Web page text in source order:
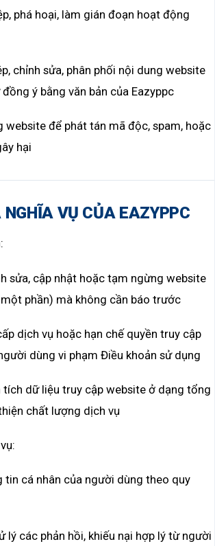
phá hoại, làm gián đoạn hoạt động
chỉnh sửa, phân phối nội dung website
ý bằng văn bản của Eazyppc
website để phát tán mã độc, spam, hoặc
hại
NGHĨA VỤ CỦA EAZYPPC
sửa, cập nhật hoặc tạm ngừng website
phần) mà không cần báo trước
dịch vụ hoặc hạn chế quyền truy cập
dùng vi phạm Điều khoản sử dụng
tích dữ liệu truy cập website ở dạng tổng
chất lượng dịch vụ
tin cá nhân của người dùng theo quy
lý các phản hồi, khiếu nại hợp lý từ người